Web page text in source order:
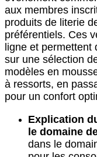
aux membres
produits de literie
préférentiels. Ces
ligne et
sur une sélection
modèles en
à ressorts, en
pour un confort
Explication
le domaine
dans le